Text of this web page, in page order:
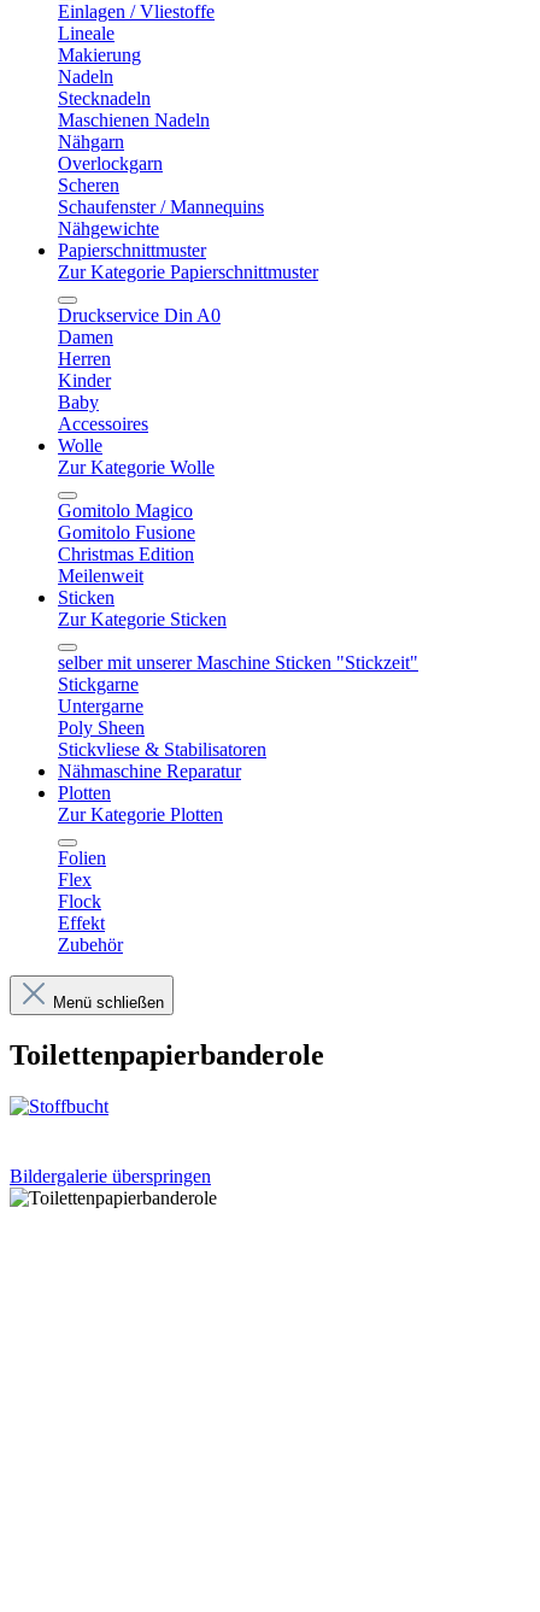
Einlagen / Vliestoffe
Lineale
Makierung
Nadeln
Stecknadeln
Maschienen Nadeln
Nähgarn
Overlockgarn
Scheren
Schaufenster / Mannequins
Nähgewichte
Papierschnittmuster
Zur Kategorie Papierschnittmuster
Druckservice Din A0
Damen
Herren
Kinder
Baby
Accessoires
Wolle
Zur Kategorie Wolle
Gomitolo Magico
Gomitolo Fusione
Christmas Edition
Meilenweit
Sticken
Zur Kategorie Sticken
selber mit unserer Maschine Sticken "Stickzeit"
Stickgarne
Untergarne
Poly Sheen
Stickvliese & Stabilisatoren
Nähmaschine Reparatur
Plotten
Zur Kategorie Plotten
Folien
Flex
Flock
Effekt
Zubehör
Menü schließen
Toilettenpapierbanderole
Bildergalerie überspringen